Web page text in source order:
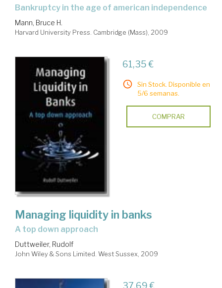
bankruptcy in the age of american independence
Mann, Bruce H.
Harvard University Press. Cambridge (Mass), 2009
61,35 €
Sin Stock. Disponible en
5/6 semanas.
COMPRAR
Managing liquidity in banks
a top down approach
Duttweiler, Rudolf
John Wiley & Sons Limited. West Sussex, 2009
37,69 €